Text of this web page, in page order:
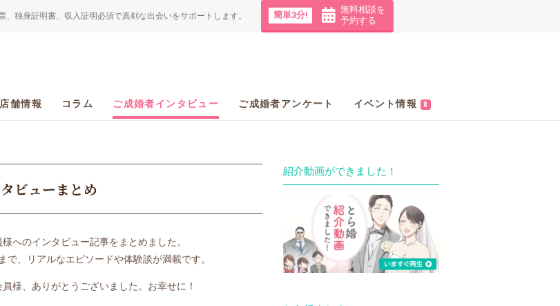
独身証明書、収入証明必須で真剣な出会いをサポートします。 簡単3分!
無料相談を
予約する
店舗情報 コラム ご成婚者インタビュー ご成婚者アンケート イベント情報 8
ビューまとめ
へのインタビュー記事をまとめました。
、リアルなエピソードや体験談が満載です。
様、ありがとうございました。お幸せに！
紹介動画ができました！